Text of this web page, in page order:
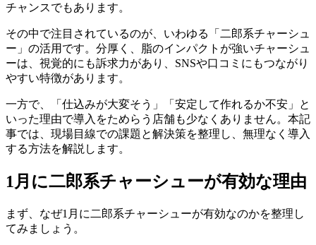
チャンスでもあります。
その中で注目されているのが、いわゆる「二郎系チャーシュ
ー」の活用です。分厚く、脂のインパクトが強いチャーシュ
ーは、視覚的にも訴求力があり、SNSや口コミにもつながり
やすい特徴があります。
一方で、「仕込みが大変そう」「安定して作れるか不安」と
いった理由で導入をためらう店舗も少なくありません。本記
事では、現場目線での課題と解決策を整理し、無理なく導入
する方法を解説します。
1月に二郎系チャーシューが有効な理由
まず、なぜ1月に二郎系チャーシューが有効なのかを整理し
てみましょう。